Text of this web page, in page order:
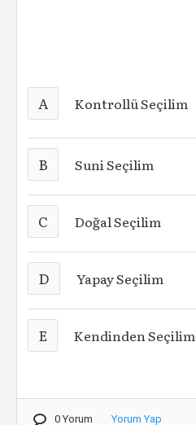
A Kontrollü Seçilim
B Suni Seçilim
C Doğal Seçilim
D Yapay Seçilim
E Kendinden Seçilim
0 Yorum Yorum Yap